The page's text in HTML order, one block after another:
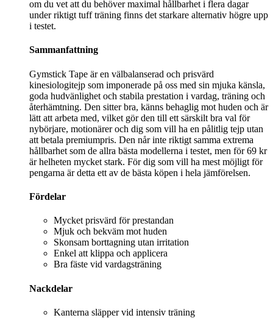
om du vet att du behöver maximal hållbarhet i flera dagar
under riktigt tuff träning finns det starkare alternativ högre upp
i testet.
Sammanfattning
Gymstick Tape är en välbalanserad och prisvärd
kinesiologitejp som imponerade på oss med sin mjuka känsla,
goda hudvänlighet och stabila prestation i vardag, träning och
återhämtning. Den sitter bra, känns behaglig mot huden och är
lätt att arbeta med, vilket gör den till ett särskilt bra val för
nybörjare, motionärer och dig som vill ha en pålitlig tejp utan
att betala premiumpris. Den når inte riktigt samma extrema
hållbarhet som de allra bästa modellerna i testet, men för 69 kr
är helheten mycket stark. För dig som vill ha mest möjligt för
pengarna är detta ett av de bästa köpen i hela jämförelsen.
Fördelar
Mycket prisvärd för prestandan
Mjuk och bekväm mot huden
Skonsam borttagning utan irritation
Enkel att klippa och applicera
Bra fäste vid vardagsträning
Nackdelar
Kanterna släpper vid intensiv träning